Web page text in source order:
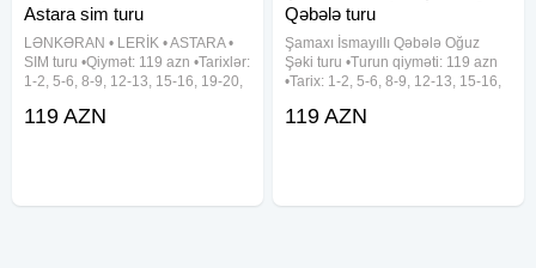
Astara sim turu
LƏNKƏRAN • LERİK • ASTARA •
SIM turu •Qiymət: 119 azn •Tarixlər:
1-2, 5-6, 8-9, 12-13, 15-16, 19-20,
daxildir: • Vıp nəqliyyat xidməti • 2
119 AZN
Qəbələ turu
Şamaxı İsmayıllı Qəbələ Oğuz
Şəki turu •Turun qiyməti: 119 azn
•Tarix: 1-2, 5-6, 8-9, 12-13, 15-16,
✓Qiymətə daxildir: - Komfortlu
119 AZN